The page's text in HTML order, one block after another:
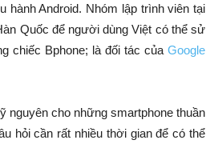
hành Android. Nhóm lập trình viên tại
Quốc để người dùng Việt có thể sử
chiếc Bphone; là đối tác của Google
cho những smartphone thuần
hỏi cần rất nhiều thời gian để có thể